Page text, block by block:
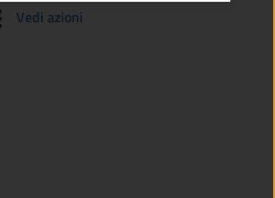
Vedi azioni